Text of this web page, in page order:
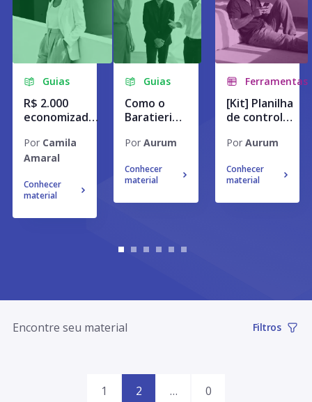
Guias
R$ 2.000
economizados
como a Sâmia
assumiu a
do próprio
escritório
com a IA do
Por Camila
Amaral
Conhecer
material
Guias
Como o
Baratieri
economizou
horas
semanais
com o
PorAurum
Conhecer
material
Ferramentas
[Kit] Planilha
de controle
honorários
da
precificação
à cobrança
Por Aurum
Conhecer
material
Encontre seu material Filtros
1 2 … 0